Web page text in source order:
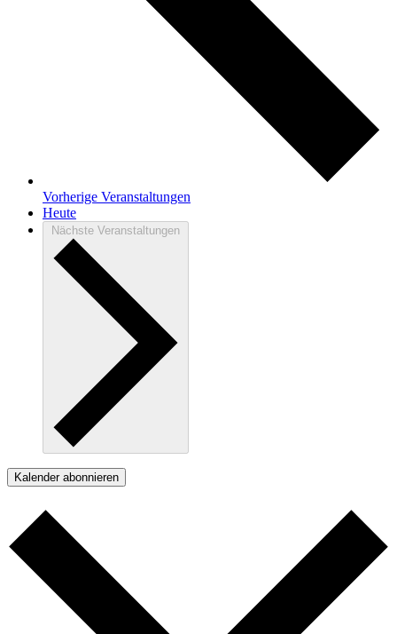
Vorherige Veranstaltungen
Heute
Nächste Veranstaltungen
Kalender abonnieren